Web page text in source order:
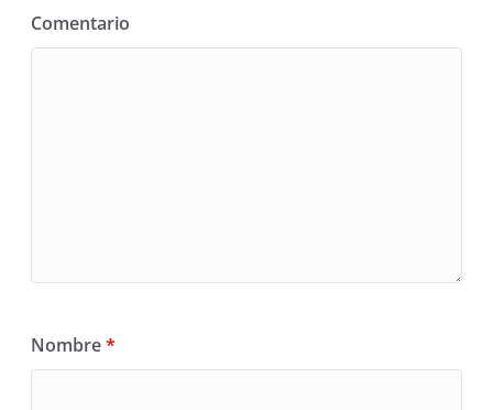
Comentario
Nombre*